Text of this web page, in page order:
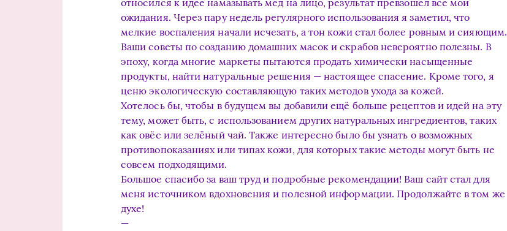
относился к идее намазывать мёд на лицо, результат превзошел все мои
ожидания. Через пару недель регулярного использования я заметил, что
мелкие воспаления начали исчезать, а тон кожи стал более ровным и сияющим.
Ваши советы по созданию домашних масок и скрабов невероятно полезны. В
эпоху, когда многие маркеты пытаются продать химически насыщенные
продукты, найти натуральные решения — настоящее спасение. Кроме того, я
ценю экологическую составляющую таких методов ухода за кожей.
Хотелось бы, чтобы в будущем вы добавили ещё больше рецептов и идей на эту
тему, может быть, с использованием других натуральных ингредиентов, таких
как овёс или зелёный чай. Также интересно было бы узнать о возможных
противопоказаниях или типах кожи, для которых такие методы могут быть не
совсем подходящими.
Большое спасибо за ваш труд и подробные рекомендации! Ваш сайт стал для
меня источником вдохновения и полезной информации. Продолжайте в том же
духе!
—